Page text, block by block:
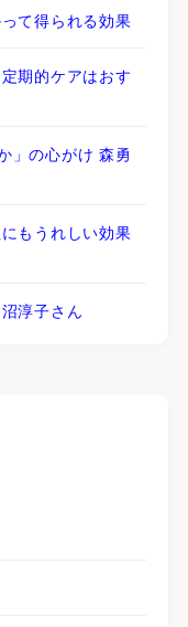
て得られる効果
期的ケアはおす
」の心がけ 森勇
もうれしい効果
淳子さん